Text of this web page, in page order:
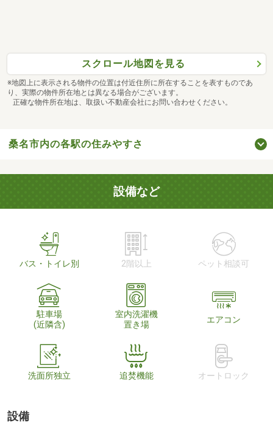
スクロール地図を見る
※地図上に表示される物件の位置は付近住所に所在することを表すものであ
り、実際の物件所在地とは異なる場合がございます。
正確な物件所在地は、取扱い不動産会社にお問い合わせください。
桑名市内の各駅の住みやすさ
設備など
バス・トイレ別 2階以上 ペット相談可
駐車場
(近隣含)
室内洗濯機
置き場
エアコン
洗面所独立 追焚機能 オートロック
設備